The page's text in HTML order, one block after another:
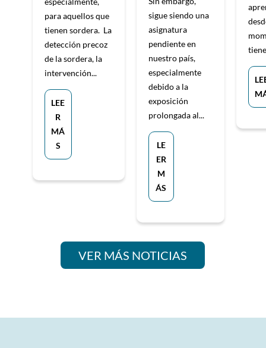
para aquellos que
tienen sordera. La
detección precoz
de la sordera, la
intervención...
LEE
R
MÁ
S
sigue siendo una
asignatura
pendiente en
nuestro país,
especialmente
debido a la
exposición
prolongada al...
LE
ER
M
ÁS
VER MÁS NOTICIAS